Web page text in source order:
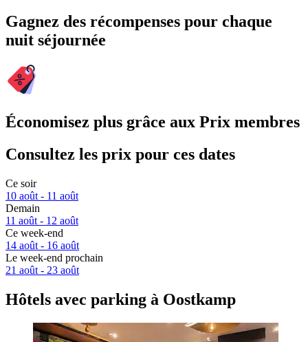
Gagnez des récompenses pour chaque
nuit séjournée
Économisez plus grâce aux Prix membres
Consultez les prix pour ces dates
Ce soir
10 août - 11 août
Demain
11 août - 12 août
Ce week-end
14 août - 16 août
Le week-end prochain
21 août - 23 août
Hôtels avec parking à Oostkamp